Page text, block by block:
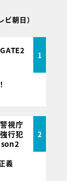
ビ朝日）
1
視庁
行犯
2
義